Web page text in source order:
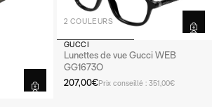
2 COULEURS
GUCCI
Lunettes de vue Gucci WEB
GG1673O
207,00€Prix conseillé : 351,00€